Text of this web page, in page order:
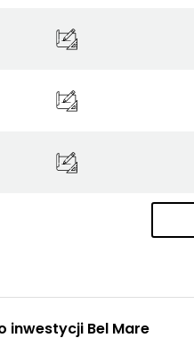
inwestycji Bel Mare